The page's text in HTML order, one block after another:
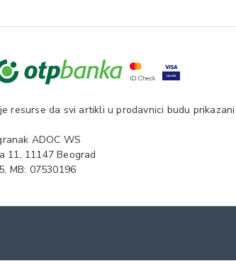
resurse da svi artikli u prodavnici budu
ADOC WS
11, 11147 Beograd
MB: 07530196